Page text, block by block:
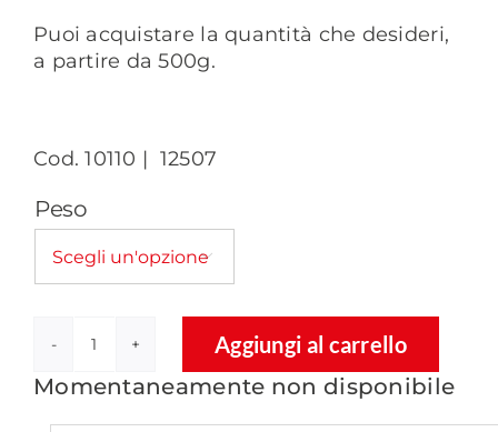
Puoi acquistare la quantità che desideri,
a partire da 500g.
Cod. 10110 | 12507
Peso

Torroncini
classici
Mandorle
Aggiungi al carrello
Momentaneamente non disponibile